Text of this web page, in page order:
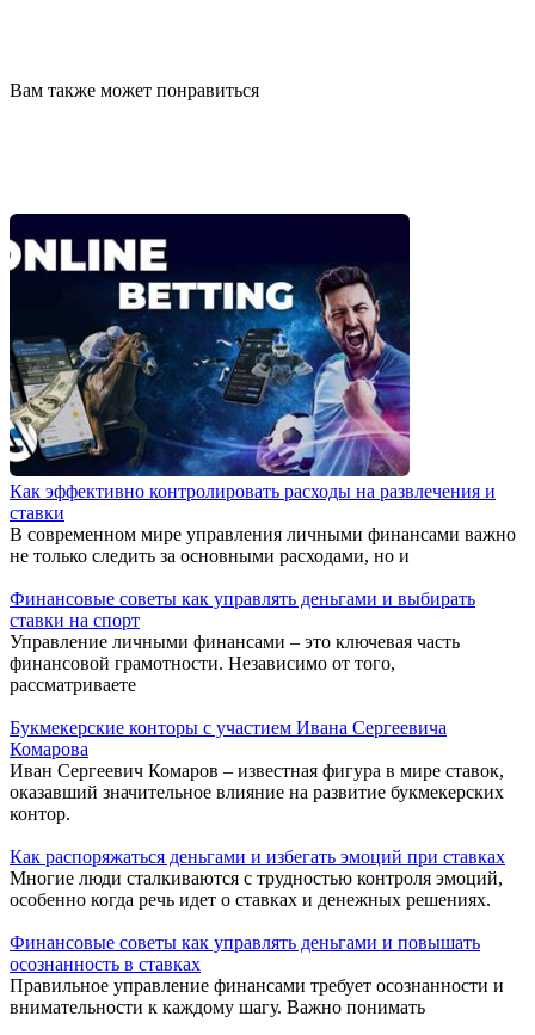
Вам также может понравиться
Как эффективно контролировать расходы на развлечения и
ставки
В современном мире управления личными финансами важно
не только следить за основными расходами, но и
Финансовые советы как управлять деньгами и выбирать
ставки на спорт
Управление личными финансами – это ключевая часть
финансовой грамотности. Независимо от того,
рассматриваете
Букмекерские конторы с участием Ивана Сергеевича
Комарова
Иван Сергеевич Комаров – известная фигура в мире ставок,
оказавший значительное влияние на развитие букмекерских
контор.
Как распоряжаться деньгами и избегать эмоций при ставках
Многие люди сталкиваются с трудностью контроля эмоций,
особенно когда речь идет о ставках и денежных решениях.
Финансовые советы как управлять деньгами и повышать
осознанность в ставках
Правильное управление финансами требует осознанности и
внимательности к каждому шагу. Важно понимать